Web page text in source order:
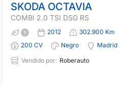
SKODA OCTAVIA
COMBI 2.0 TSI DSG RS
2012 302.900 Km
200 CV
Negro
Madrid
Vendido por: Roberauto